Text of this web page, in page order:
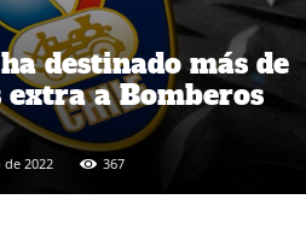
destinado más de
a Bomberos
de 2022 367